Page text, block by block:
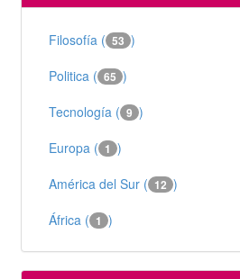
Filosofía ( 53 )
Politica ( 65 )
Tecnología ( 9 )
Europa ( 1 )
América del Sur ( 12 )
África ( 1 )